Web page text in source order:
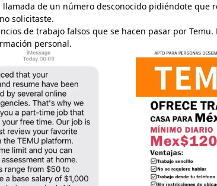
llamada de un número desconocido pidiéndote
solicitaste.
de trabajo falsos que se hacen pasar por
personal.